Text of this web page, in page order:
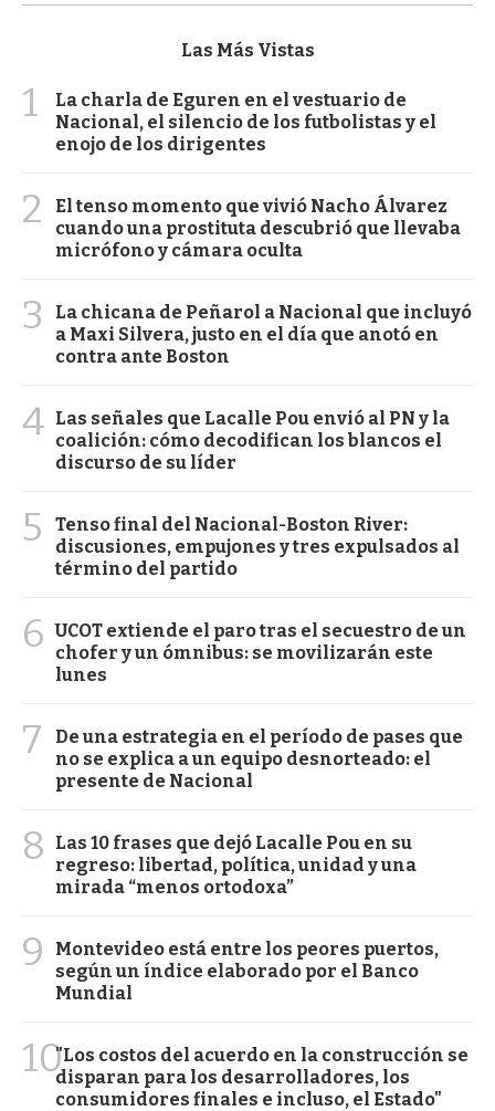
Las Más Vistas
1
La charla de Eguren en el vestuario de
Nacional, el silencio de los futbolistas y el
enojo de los dirigentes
2
El tenso momento que vivió Nacho Álvarez
cuando una prostituta descubrió que llevaba
micrófono y cámara oculta
3
La chicana de Peñarol a Nacional que incluyó
a Maxi Silvera, justo en el día que anotó en
contra ante Boston
4 Las señales que Lacalle Pou envió al PN y la
coalición: cómo decodifican los blancos el
discurso de su líder
5
Tenso final del Nacional-Boston River:
discusiones, empujones y tres expulsados al
término del partido
6 UCOT extiende el paro tras el secuestro de un
chofer y un ómnibus: se movilizarán este
lunes
7
De una estrategia en el período de pases que
no se explica a un equipo desnorteado: el
presente de Nacional
8
Las 10 frases que dejó Lacalle Pou en su
regreso: libertad, política, unidad y una
mirada “menos ortodoxa”
9
Montevideo está entre los peores puertos,
según un índice elaborado por el Banco
Mundial
10"Los costos del acuerdo en la construcción se
disparan para los desarrolladores, los
consumidores finales e incluso, el Estado"